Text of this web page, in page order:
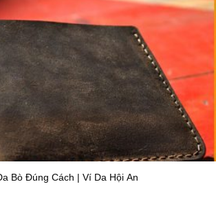
Bò Đúng Cách | Ví Da Hội An